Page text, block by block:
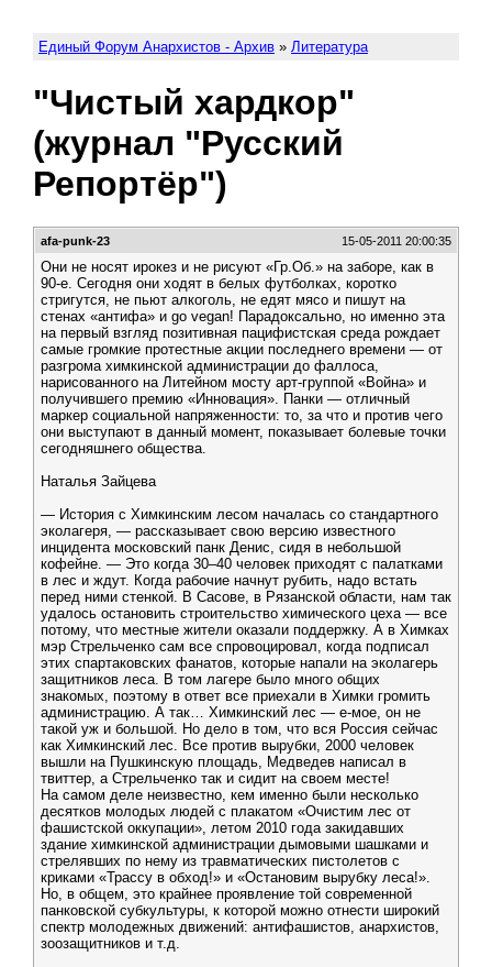
Единый Форум Анархистов - Архив » Литература
"Чистый хардкор"
(журнал "Русский
Репортёр")
afa-punk-23 15-05-2011 20:00:35
Они не носят ирокез и не рисуют «Гр.Об.» на заборе, как в
90-е. Сегодня они ходят в белых футболках, коротко
стригутся, не пьют алкоголь, не едят мясо и пишут на
стенах «антифа» и go vegan! Парадоксально, но именно эта
на первый взгляд позитивная пацифистская среда рождает
самые громкие протестные акции последнего времени — от
разгрома химкинской администрации до фаллоса,
нарисованного на Литейном мосту арт-группой «Война» и
получившего премию «Инновация». Панки — отличный
маркер социальной напряженности: то, за что и против чего
они выступают в данный момент, показывает болевые точки
сегодняшнего общества.
Наталья Зайцева
— История с Химкинским лесом началась со стандартного
эколагеря, — рассказывает свою версию известного
инцидента московский панк Денис, сидя в небольшой
кофейне. — Это когда 30–40 человек приходят с палатками
в лес и ждут. Когда рабочие начнут рубить, надо встать
перед ними стенкой. В Сасове, в Рязанской области, нам так
удалось остановить строительство химического цеха — все
потому, что местные жители оказали поддержку. А в Химках
мэр Стрельченко сам все спровоцировал, когда подписал
этих спартаковских фанатов, которые напали на эколагерь
защитников леса. В том лагере было много общих
знакомых, поэтому в ответ все приехали в Химки громить
администрацию. А так… Химкинский лес — е-мое, он не
такой уж и большой. Но дело в том, что вся Россия сейчас
как Химкинский лес. Все против вырубки, 2000 человек
вышли на Пушкинскую площадь, Медведев написал в
твиттер, а Стрельченко так и сидит на своем месте!
На самом деле неизвестно, кем именно были несколько
десятков молодых людей с плакатом «Очистим лес от
фашистской оккупации», летом 2010 года закидавших
здание химкинской администрации дымовыми шашками и
стрелявших по нему из травматических пистолетов с
криками «Трассу в обход!» и «Остановим вырубку леса!».
Но, в общем, это крайнее проявление той современной
панковской субкультуры, к которой можно отнести широкий
спектр молодежных движений: антифашистов, анархистов,
зоозащитников и т.д.